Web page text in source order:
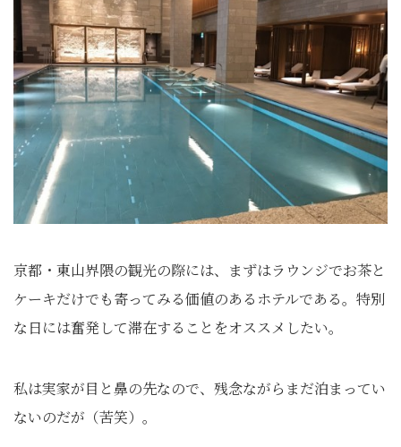
京都・東山界隈の観光の際には、まずはラウンジでお茶と
ケーキだけでも寄ってみる価値のあるホテルである。特別
な日には奮発して滞在することをオススメしたい。
私は実家が目と鼻の先なので、残念ながらまだ泊まってい
ないのだが（苦笑）。